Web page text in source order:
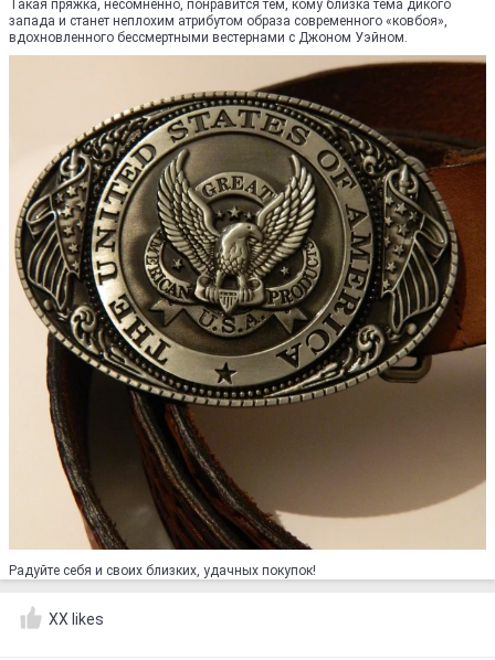
Такая пряжка, несомненно, понравится тем, кому близка тема дикого
запада и станет неплохим атрибутом образа современного «ковбоя»,
вдохновленного бессмертными вестернами с Джоном Уэйном.
Радуйте себя и своих близких, удачных покупок!
XX likes